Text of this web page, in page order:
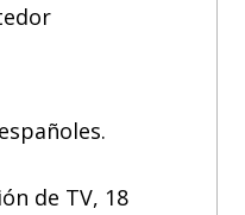
de TV, 18